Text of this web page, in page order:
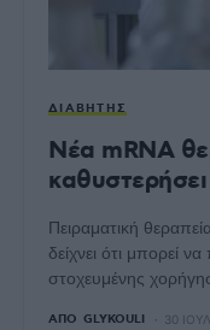
ΔΙΑΒΉΤΗΣ
Νέα mRNA
Πειραματική
δείχνει ότι μπορεί
στοχευμένης
ΑΠΌ GLYKOULI 30